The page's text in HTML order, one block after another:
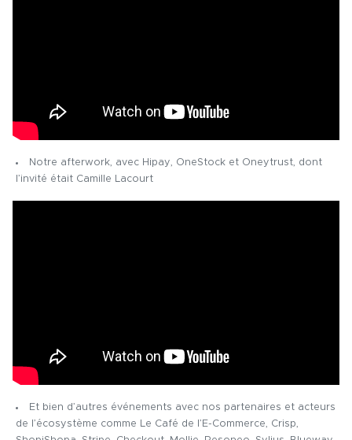
Notre afterwork, avec Hipay, OneStock et Oneytrust, dont
l’invité était Camille Lacourt
Et bien d’autres événements avec nos partenaires et acteurs
de l’écosystème comme Le Café de l’E-Commerce, Crisp,